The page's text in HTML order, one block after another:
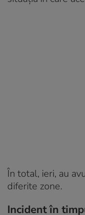
În total, ieri, au
diferite zone.
Incident în